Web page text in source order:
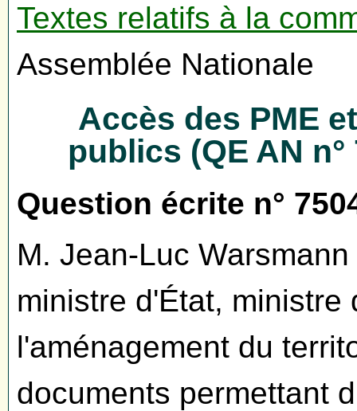
Textes relatifs à la
Assemblée Nationale
Accès des PME
publics (QE AN
Question écrite n°
M. Jean-Luc
ministre d'État, ministre
l'aménagement du
documents permettant